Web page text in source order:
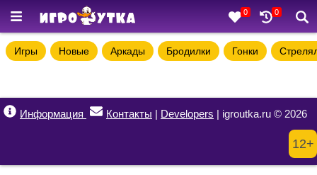
0 0
Игры Новые Аркады Бродилки Гонки
Информация Контакты | Developers | igroutka.ru © 2026
12+